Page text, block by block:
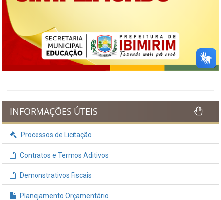
INFORMAÇÕES ÚTEIS
Processos de Licitação
Contratos e Termos Aditivos
Demonstrativos Fiscais
Planejamento Orçamentário